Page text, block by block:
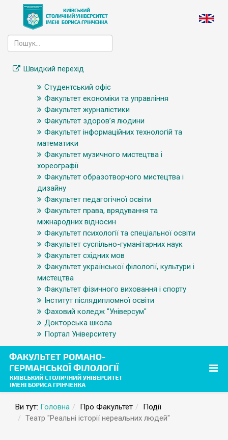
Швидкий перехід
Студентський офіс
Факультет економіки та управління
Факультет журналістики
Факультет здоров’я людини
Факультет інформаційних технологій та
математики
Факультет музичного мистецтва і
хореографії
Факультет образотворчого мистецтва і
дизайну
Факультет педагогічної освіти
Факультет права, врядування та
міжнародних відносин
Факультет психології та спеціальної освіти
Факультет суспільно-гуманітарних наук
Факультет східних мов
Факультет української філології, культури і
мистецтва
Факультет фізичного виховання і спорту
Інститут післядипломної освіти
Фаховий коледж "Універсум"
Докторська школа
Портал Університету
Ви тут: Головна Про Факультет
Події
Театр "Реальні історії нереальних людей"